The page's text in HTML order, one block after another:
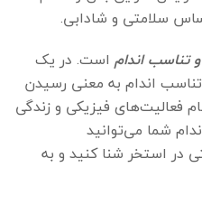
سلامتی و شادابی.
تناسب اندام است. در یک
اندام به معنی رسیدن
فعالیت‌های فیزیکی و زندگی
شما می‌توانید
در استخر شنا کنید و به